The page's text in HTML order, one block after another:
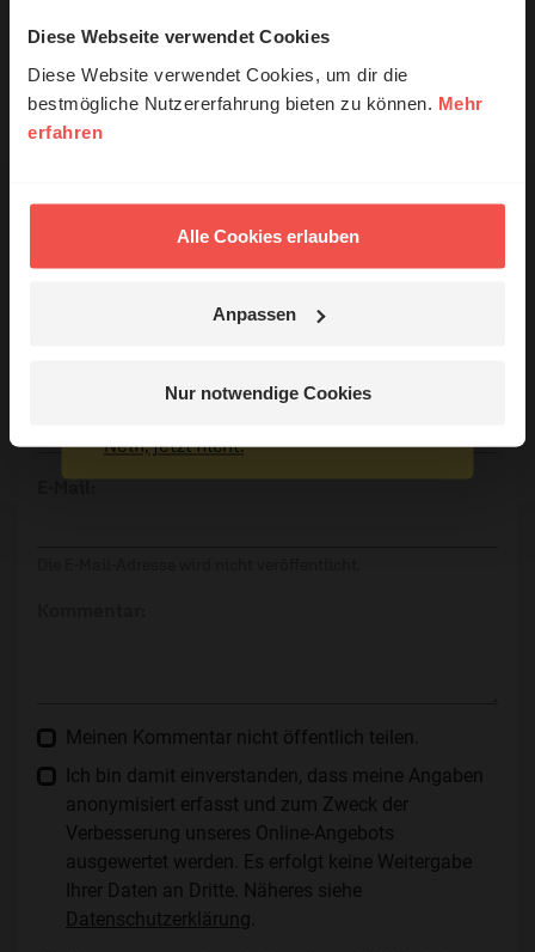
Diese Webseite verwendet Cookies
Diese Website verwendet Cookies, um dir die
bestmögliche Nutzererfahrung bieten zu können. Mehr
erfahren
Alle Cookies erlauben
Anpassen
Nur notwendige Cookies
ERF Antenne online lesen
Dossier zum Thema: „Warum Kirche?“
Nutzungsrechte
Ihr Kommentar
E-Mail:
Meinen Kommentar nicht öffentlich teilen.
Ich bin damit einverstanden, dass meine Angaben
anonymisiert erfasst und zum Zweck der
Verbesserung unseres Online-Angebots
ausgewertet werden. Es erfolgt keine Weitergabe
Ihrer Daten an Dritte. Näheres siehe
Datenschutzerklärung
entdecken
Nein, jetzt nicht.
© Ruth Schneider / ERF